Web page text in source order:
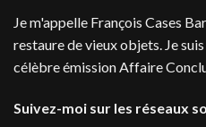
Je m'appelle François Cases
restaure de vieux objets. Je
célèbre émission Affaire
Suivez-moi sur les réseaux